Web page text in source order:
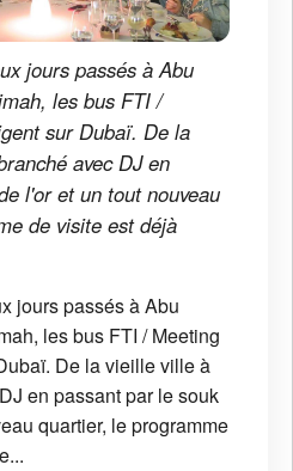
jours passés à Abu
les bus FTI /
sur Dubaï. De la
avec DJ en
l'or et un tout nouveau
de visite est déjà
jours passés à Abu
les bus FTI / Meeting
De la vieille ville à
en passant par le souk
quartier, le programme